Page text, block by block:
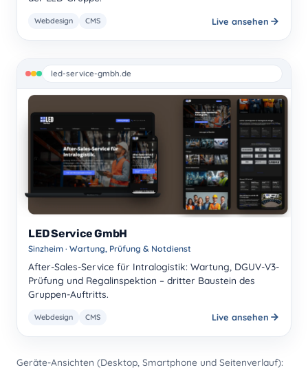
Webdesign CMS Live ansehen
led-service-gmbh.de
LED Service GmbH
Sinzheim · Wartung, Prüfung & Notdienst
After-Sales-Service für Intralogistik: Wartung, DGUV-V3-
Prüfung und Regalinspektion – dritter Baustein des
Gruppen-Auftritts.
Webdesign CMS Live ansehen
Geräte-Ansichten (Desktop, Smartphone und Seitenverlauf):